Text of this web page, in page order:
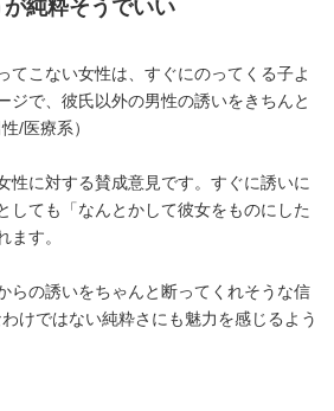
純粋そうでいい
てこない女性は、すぐにのってくる子よ
ジで、彼氏以外の男性の誘いをきちんと
/医療系）
性に対する賛成意見です。すぐに誘いに
しても「なんとかして彼女をものにした
ます。
らの誘いをちゃんと断ってくれそうな信
けではない純粋さにも魅力を感じるよう